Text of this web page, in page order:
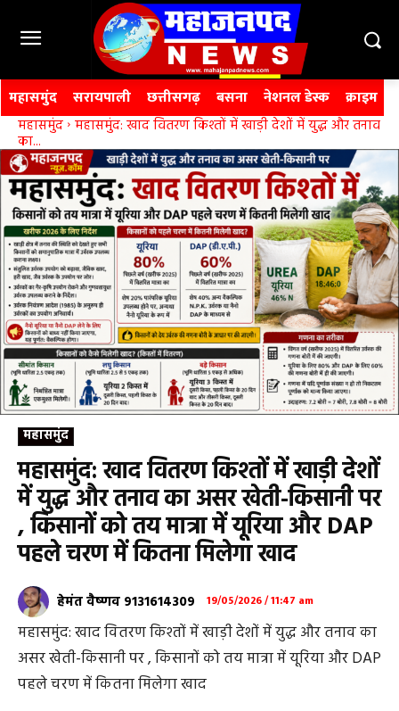
महासमुंद सरायपाली छत्तीसगढ़ बसना नेशनल डेस्क क्राइम
महासमुंद महासमुंद: खाद वितरण किश्तों में खाड़ी देशों में युद्ध और तनाव
का...
महासमुंद
महासमुंद: खाद वितरण किश्तों में खाड़ी देशों
में युद्ध और तनाव का असर खेती-किसानी पर
, किसानों को तय मात्रा में यूरिया और DAP
पहले चरण में कितना मिलेगा खाद
हेमंत वैष्णव 9131614309 19/05/2026 / 11:47 am
महासमुंद: खाद वितरण किश्तों में खाड़ी देशों में युद्ध और तनाव का
असर खेती-किसानी पर , किसानों को तय मात्रा में यूरिया और DAP
पहले चरण में कितना मिलेगा खाद